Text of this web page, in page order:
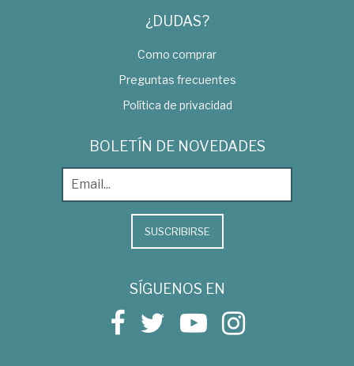
¿DUDAS?
Como comprar
Preguntas frecuentes
Política de privacidad
BOLETÍN DE NOVEDADES
SUSCRIBIRSE
SÍGUENOS EN